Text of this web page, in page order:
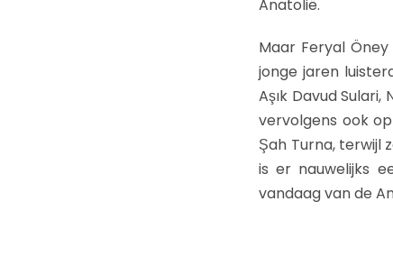
Anatolië.
Maar Feryal
jonge jaren
Aşık Davud
vervolgens ook op
Şah Turna, terwijl
is er nauwelijks
vandaag van de